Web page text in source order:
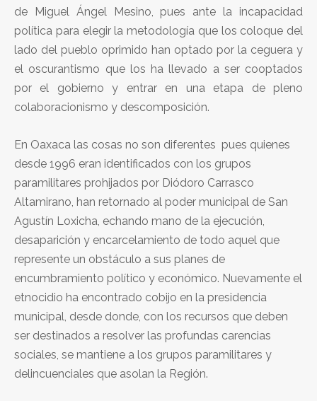
de Miguel Ángel Mesino, pues ante la incapacidad
política para elegir la metodología que los coloque del
lado del pueblo oprimido han optado por la ceguera y
el oscurantismo que los ha llevado a ser cooptados
por el gobierno y entrar en una etapa de pleno
colaboracionismo y descomposición.
En Oaxaca las cosas no son diferentes pues quienes
desde 1996 eran identificados con los grupos
paramilitares prohijados por Diódoro Carrasco
Altamirano, han retornado al poder municipal de San
Agustín Loxicha, echando mano de la ejecución,
desaparición y encarcelamiento de todo aquel que
represente un obstáculo a sus planes de
encumbramiento político y económico. Nuevamente el
etnocidio ha encontrado cobijo en la presidencia
municipal, desde donde, con los recursos que deben
ser destinados a resolver las profundas carencias
sociales, se mantiene a los grupos paramilitares y
delincuenciales que asolan la Región.